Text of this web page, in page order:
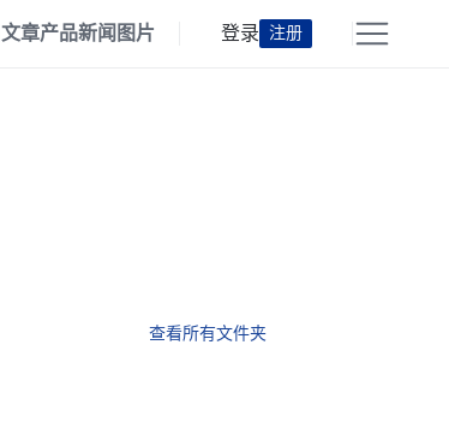
文章产品新闻 图片 登录 注册
查看所有文件夹